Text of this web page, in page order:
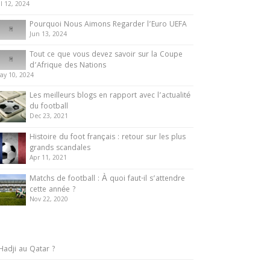
12, 2024
Pourquoi Nous Aimons Regarder l’Euro UEFA
Jun 13, 2024
Tout ce que vous devez savoir sur la Coupe
d’Afrique des Nations
10, 2024
Les meilleurs blogs en rapport avec l’actualité
du football
Dec 23, 2021
Histoire du foot français : retour sur les plus
grands scandales
Apr 11, 2021
Matchs de football : À quoi faut-il s’attendre
cette année ?
Nov 22, 2020
au Qatar ?